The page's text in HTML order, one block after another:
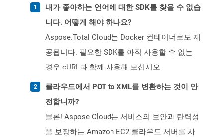
내가 좋아하는 언어에 대한 SDK를 찾을 수 없습
니다. 어떻게 해야 하나요?
Aspose.Total Cloud는 Docker 컨테이너로도 제
공됩니다. 필요한 SDK를 아직 사용할 수 없는
경우 cURL과 함께 사용해 보십시오.
클라우드에서 POT to XML를 변환하는 것이 안
전합니까?
물론! Aspose Cloud는 서비스의 보안과 탄력성
을 보장하는 Amazon EC2 클라우드 서버를 사